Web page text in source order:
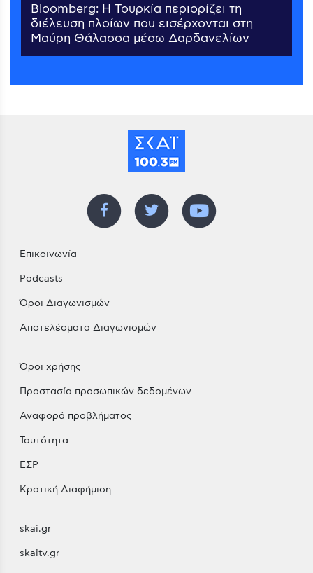
Bloomberg: Η Τουρκία περιορίζει τη
διέλευση πλοίων που εισέρχονται στη
Μαύρη Θάλασσα μέσω Δαρδανελίων
Επικοινωνία
Podcasts
Όροι Διαγωνισμών
Αποτελέσματα Διαγωνισμών
Όροι χρήσης
Προστασία προσωπικών δεδομένων
Αναφορά προβλήματος
Ταυτότητα
ΕΣΡ
Κρατική Διαφήμιση
skai.gr
skaitv.gr